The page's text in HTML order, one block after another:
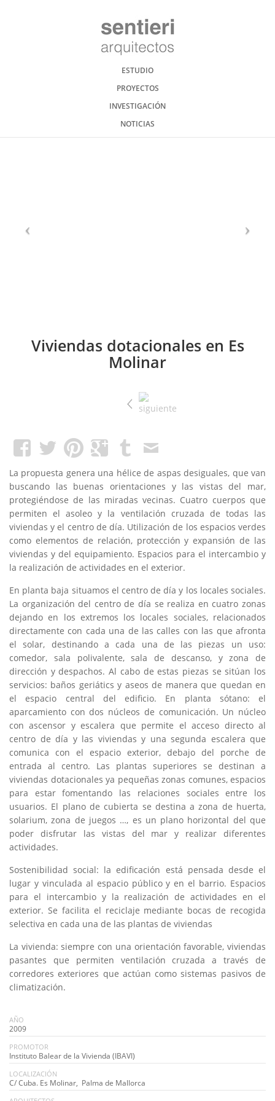
ESTUDIO
PROYECTOS
INVESTIGACIÓN
NOTICIAS
Viviendas dotacionales en Es
Molinar
La propuesta genera una hélice de aspas desiguales, que van
buscando las buenas orientaciones y las vistas del mar,
protegiéndose de las miradas vecinas. Cuatro cuerpos que
permiten el asoleo y la ventilación cruzada de todas las
viviendas y el centro de día. Utilización de los espacios verdes
como elementos de relación, protección yexpansión de las
viviendas y del equipamiento. Espacios para el intercambio y
la realización de actividades en el exterior.
En planta baja situamos el centro de día y los locales sociales.
La organización del centro de día se realiza en cuatro zonas
dejando en los extremos los locales sociales, relacionados
directamente con cada una de las calles con las que afronta
el solar, destinando a cada una de las piezas un uso:
comedor, sala polivalente, sala de descanso, y zona
de
dirección y despachos. Al cabo de estas piezas se sitúan los
servicios: baños geriátics y aseos de manera que quedan en
el espacio
central del edificio. En planta sótano: el
aparcamiento con dos núcleos de comunicación. Un núcleo
con ascensor y escalera que permite el acceso directo al
centro de día y las viviendas y una segunda escalera que
comunica con el espacio exterior, debajo del porche de
entrada al centro. Las plantas superiores se destinan a
viviendas dotacionales ya pequeñas zonas comunes, espacios
para estar fomentando las relaciones sociales entre los
usuarios. El plano de cubierta se destina a zona de huerta,
solarium,zona de juegos …, es un plano horizontal del que
poder disfrutar
las vistas del mar y
realizar diferentes
actividades.
Sostenibilidad social: laedificación está pensada desde el
lugar y vinculada al espacio público y en el barrio. Espacios
para el intercambio y la realización de actividades en el
exterior. Se facilita el reciclaje mediante bocas de recogida
selectiva en cada una de las plantas de viviendas
La vivienda:siempre con una orientación favorable, viviendas
pasantes
que permiten ventilación cruzada
a través de
corredores exteriores que actúan como sistemas pasivos de
climatización.
AÑO
2009
PROMOTOR
Instituto Balear de la Vivienda (IBAVI)
LOCALIZACIÓN
C/ Cuba. Es Molinar, Palma de Mallorca